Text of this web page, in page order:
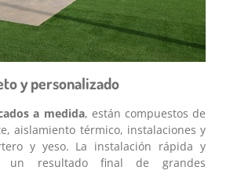
y personalizado
a medida, están compuestos de
aislamiento térmico, instalaciones y
y yeso. La instalación rápida y
un resultado final de grandes